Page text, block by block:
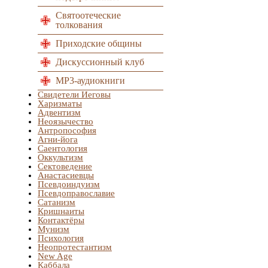
Святоотеческие
толкования
Приходские общины
Дискуссионный клуб
MP3-аудиокниги
Свидетели Иеговы
Харизматы
Адвентизм
Неоязычество
Антропософия
Агни-йога
Саентология
Оккультизм
Сектоведение
Анастасиевцы
Псевдоиндуизм
Псевдоправославие
Сатанизм
Кришнаиты
Контактёры
Мунизм
Психология
Неопротестантизм
New Age
Каббала